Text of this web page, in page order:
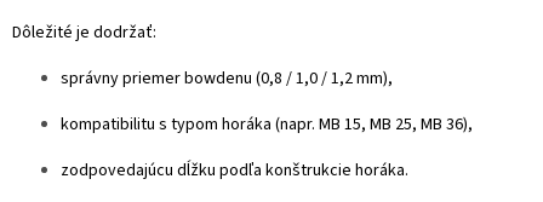
Dôležité je dodržať:
správny priemer bowdenu (0,8 / 1,0 / 1,2 mm),
kompatibilitu s typom horáka (napr. MB 15, MB 25, MB 36),
zodpovedajúcu dĺžku podľa konštrukcie horáka.